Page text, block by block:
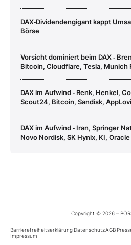
DAX‑Dividendengigant kappt
Börse
Vorsicht dominiert beim DAX ‑
Bitcoin, Cloudflare, Tesla, Munich
DAX im Aufwind ‑ Renk, Henkel,
Scout24, Bitcoin, Sandisk,
DAX im Aufwind ‑ Iran, Springer
Novo Nordisk, SK Hynix, KI, Oracle
Copyright © 2026 –
Barrierefreiheitserklärung DatenschutzAGB
Impressum